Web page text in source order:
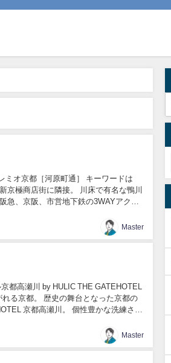
ミオ京都［河原町通］ キーワードは
京極商店街に隣接。 川床で有名な鴨川
急、京阪、市営地下鉄の3WAYアクセ
Master
都高瀬川 by HULIC THE GATEHOTEL
る京都。 歴史の舞台となった京都の
京都高瀬川。 個性豊かな洗練され
Master